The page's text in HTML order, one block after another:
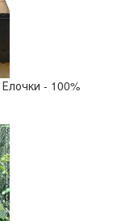
- 100%